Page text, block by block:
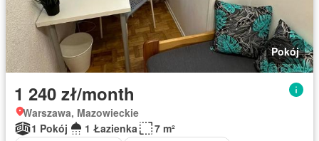
Pokój
1 240 zł/month
Warszawa, Mazowieckie
1 Pokój
1 Łazienka
7 m²